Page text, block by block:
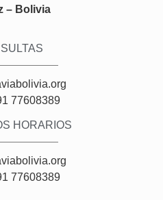
– Bolivia
77608389
HORARIOS
77608389